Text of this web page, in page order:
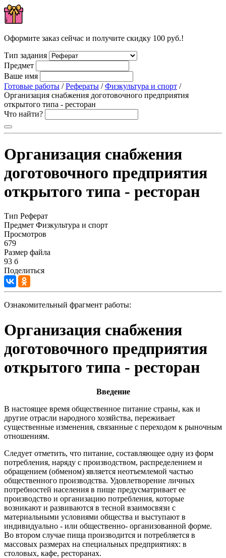
Оформите заказ сейчас и получите скидку 100 руб.!
Тип задания
Предмет
Ваше имя
Готовые работы /Рефераты /Физкультура и спорт /
Организация снабжения доготовочного предприятия
открытого типа - ресторан
Что найти?
Организация снабжения
доготовочного предприятия
открытого типа - ресторан
Тип Реферат
Предмет Физкультура и спорт
Просмотров
679
Размер файла
93 б
Поделиться
Ознакомительный фрагмент работы:
Организация снабжения
доготовочного предприятия
открытого типа - ресторан
Введение
В настоящее время общественное питание страны, как и
другие отрасли народного хозяйства, пере­живает
существенные изменения, связанные с переходом к рыночным
отношениям.
Следует отметить, что питание, составляющее одну из форм
потребления, наряду с производством, распределением и
обращением (обменом) является неотъемлемой частью
общественного производства. Удовлетворение личных
потребностей населения в пище предусматривает ее
производство и организацию потребления, которые
возникают и развиваются в тесной взаимосвязи с
материальными условиями общества и выступают в
индивидуально - или общественно- организованной форме.
Во втором случае пища производится и потребляется в
массовых размерах на специальных предприятиях: в
столовых, кафе, ресторанах.